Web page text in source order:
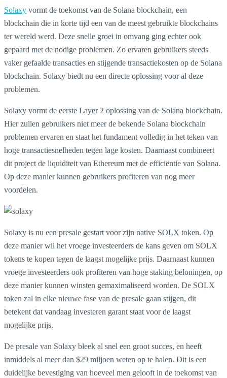
Solaxy vormt de toekomst van de Solana blockchain, een
blockchain die in korte tijd een van de meest gebruikte blockchains
ter wereld werd. Deze snelle groei in omvang ging echter ook
gepaard met de nodige problemen. Zo ervaren gebruikers steeds
vaker gefaalde transacties en stijgende transactiekosten op de Solana
blockchain. Solaxy biedt nu een directe oplossing voor al deze
problemen.
Solaxy vormt de eerste Layer 2 oplossing van de Solana blockchain.
Hier zullen gebruikers niet meer de bekende Solana blockchain
problemen ervaren en staat het fundament volledig in het teken van
hoge transactiesnelheden tegen lage kosten. Daarnaast combineert
dit project de liquiditeit van Ethereum met de efficiëntie van Solana.
Op deze manier kunnen gebruikers profiteren van nog meer
voordelen.
Solaxy is nu een presale gestart voor zijn native SOLX token. Op
deze manier wil het vroege investeerders de kans geven om SOLX
tokens te kopen tegen de laagst mogelijke prijs. Daarnaast kunnen
vroege investeerders ook profiteren van hoge staking beloningen, op
deze manier kunnen winsten gemaximaliseerd worden. De SOLX
token zal in elke nieuwe fase van de presale gaan stijgen, dit
betekent dat vandaag investeren garant staat voor de laagst
mogelijke prijs.
De presale van Solaxy bleek al snel een groot succes, en heeft
inmiddels al meer dan $29 miljoen weten op te halen. Dit is een
duidelijke bevestiging van hoeveel men gelooft in de toekomst van